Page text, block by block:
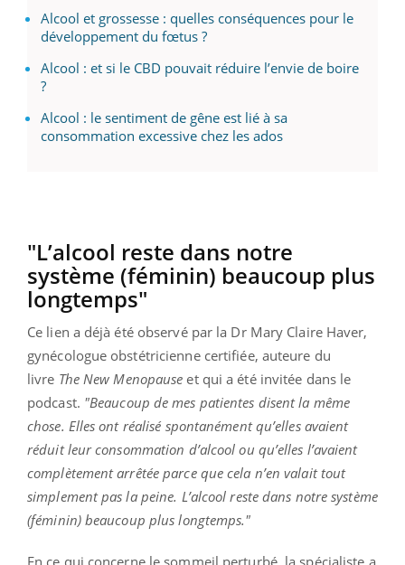
Alcool et grossesse : quelles conséquences pour le
développement du fœtus ?
Alcool : et si le CBD pouvait réduire l’envie de boire
?
Alcool : le sentiment de gêne est lié à sa
consommation excessive chez les ados
"L’alcool reste dans notre
système (féminin) beaucoup plus
longtemps"
Ce lien a déjà été observé par la Dr Mary Claire Haver,
gynécologue obstétricienne certifiée, auteure du
livre The New Menopause et qui a été invitée dans le
podcast. "Beaucoup de mes patientes disent la même
chose. Elles ont réalisé spontanément qu’elles avaient
réduit leur consommation d’alcool ou qu’elles l’avaient
complètement arrêtée parce que cela n’en valait tout
simplement pas la peine. L’alcool reste dans notre système
(féminin) beaucoup plus longtemps."
En ce qui concerne le sommeil perturbé, la spécialiste a